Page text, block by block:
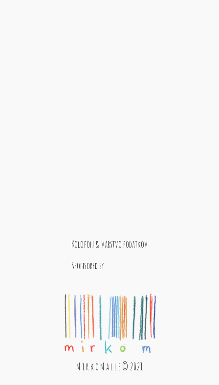
Kolofon & varstvo podatkov
Sponsored by
M i r k o M a l l e © 2021